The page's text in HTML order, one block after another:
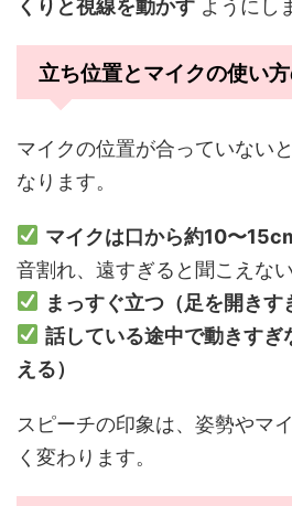
くりと視線を動かす ようにし
立ち位置とマイクの使い
マイクの位置が合っていない
なります。
マイクは口から約10〜
音割れ、遠すぎると聞こえない
まっすぐ立つ（足を開きす
話している途中で動きすぎ
える）
スピーチの印象は、姿勢やマ
く変わります。